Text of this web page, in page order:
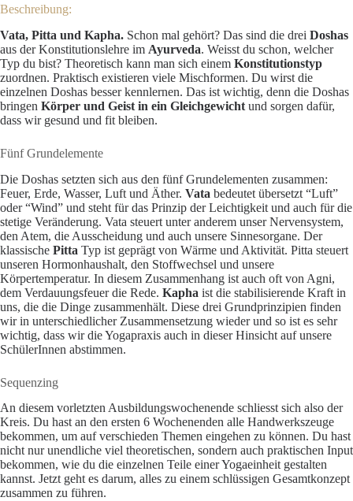
Beschreibung:
Vata, Pitta und Kapha. Schon mal gehört? Das sind die drei Doshas
aus der Konstitutionslehre im Ayurveda. Weisst du schon, welcher
Typ du bist? Theoretisch kann man sich einem Konstitutionstyp
zuordnen. Praktisch existieren viele Mischformen. Du wirst die
einzelnen Doshas besser kennlernen. Das ist wichtig, denn die Doshas
bringen Körper und Geist in ein Gleichgewicht und sorgen dafür,
dass wir gesund und fit bleiben.
Fünf Grundelemente
Die Doshas setzten sich aus den fünf Grundelementen zusammen:
Feuer, Erde, Wasser, Luft und Äther. Vata bedeutet übersetzt “Luft”
oder “Wind” und steht für das Prinzip der Leichtigkeit und auch für die
stetige Veränderung. Vata steuert unter anderem unser Nervensystem,
den Atem, die Ausscheidung und auch unsere Sinnesorgane. Der
klassische Pitta Typ ist geprägt von Wärme und Aktivität. Pitta steuert
unseren Hormonhaushalt, den Stoffwechsel und unsere
Körpertemperatur. In diesem Zusammenhang ist auch oft von Agni,
dem Verdauungsfeuer die Rede. Kapha ist die stabilisierende Kraft in
uns, die die Dinge zusammenhält. Diese drei Grundprinzipien finden
wir in unterschiedlicher Zusammensetzung wieder und so ist es sehr
wichtig, dass wir die Yogapraxis auch in dieser Hinsicht auf unsere
SchülerInnen abstimmen.
Sequenzing
An diesem vorletzten Ausbildungswochenende schliesst sich also der
Kreis. Du hast an den ersten 6 Wochenenden alle Handwerkszeuge
bekommen, um auf verschieden Themen eingehen zu können. Du hast
nicht nur unendliche viel theoretischen, sondern auch praktischen Input
bekommen, wie du die einzelnen Teile einer Yogaeinheit gestalten
kannst. Jetzt geht es darum, alles zu einem schlüssigen Gesamtkonzept
zusammen zu führen.